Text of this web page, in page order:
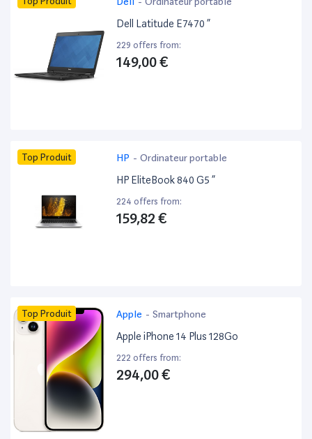
Dell Latitude E7470 ”
229 offers from:
149,00 €
Top Produit HP - Ordinateur portable
HP EliteBook 840 G5 ”
224 offers from:
159,82 €
Top Produit Apple - Smartphone
Apple iPhone 14 Plus 128Go
222 offers from:
294,00 €